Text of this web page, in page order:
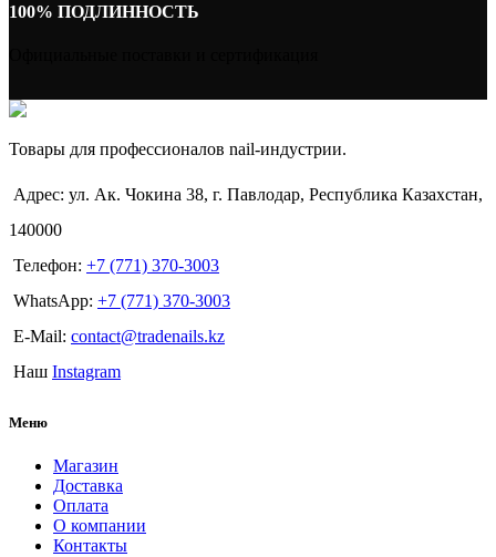
100% ПОДЛИННОСТЬ
Товары для профессионалов nail-индустрии.
Адрес: ул. Ак. Чокина 38, г. Павлодар, Республика Казахстан,
140000
Телефон: +7 (771) 370-3003
WhatsApp: +7 (771) 370-3003
E-Mail: contact@tradenails.kz
Наш Instagram
Меню
Магазин
Доставка
Оплата
О компании
Контакты